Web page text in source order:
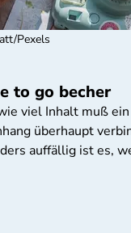
to go becher
viel Inhalt muß
überhaupt
auffällig ist es,
Pexels